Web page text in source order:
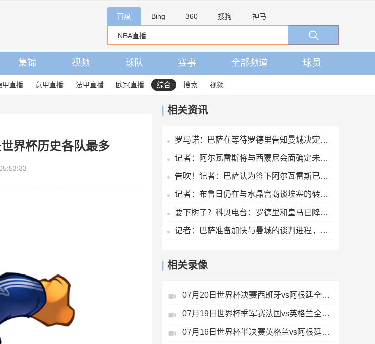
百度 Bing 360 搜狗 神马
集锦 视频 球队 赛事 全部频道 球员
甲直播 意甲直播 法甲直播 欧冠直播 综合 搜索 视频
界杯历史各队最多
相关资讯
罗马诺：巴萨在等待罗德里告知曼城决定，想尽量快速推进以防意外
记者：阿尔瓦雷斯将与西蒙尼会面确定未来，罗梅罗即将加盟马竞
告吹！记者：巴萨认为签下阿尔瓦雷斯已无可能，正在寻找备选目标
记者：布鲁日仍在与水晶宫商谈埃塞的转会交易
要下树了？科贝电台：罗德里和皇马已降温，巴萨和他达成个人协议
记者：巴萨准备加快与曼城的谈判进程，曼城仍希望留住罗德里
相关录像
07月20日世界杯决赛西班牙vs阿根廷全场录像
07月19日世界杯季军赛法国vs英格兰全场录像
07月16日世界杯半决赛英格兰vs阿根廷全场录像